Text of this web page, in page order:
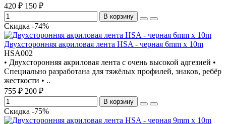
420 ₽ 150 ₽
В корзину
Скидка -74%
Двухсторонняя акриловая лента HSA - черная 6mm x 10m
HSA002
• Двухсторонняя акриловая лента с очень высокой адгезией •
Специально разработана для тяжёлых профилей, знаков, ребёр
жесткости • ..
755 ₽ 200 ₽
В корзину
Скидка -75%